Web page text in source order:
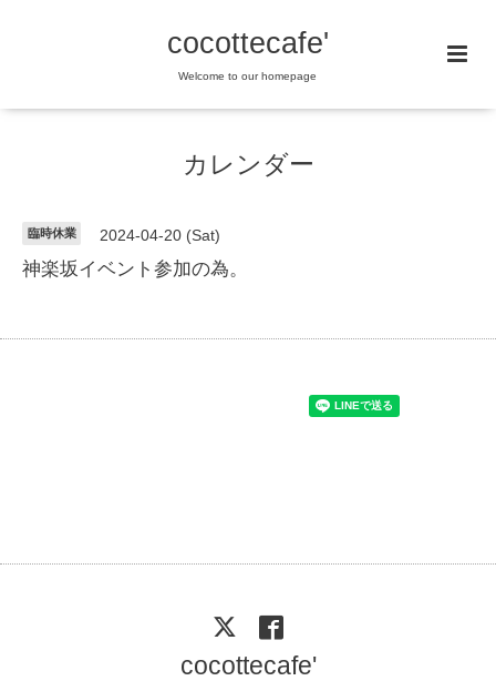
cocottecafe'
Welcome to our homepage
カレンダー
臨時休業 2024-04-20 (Sat)
神楽坂イベント参加の為。
cocottecafe'